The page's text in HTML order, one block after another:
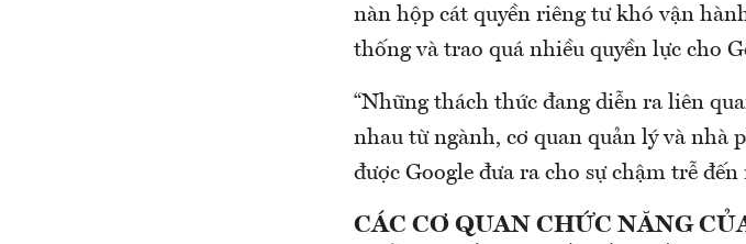
nàn hộp cát quyền riêng tư khó vận
thống và trao quá nhiều quyền lực cho
“Những thách thức đang diễn ra liên
nhau từ ngành, cơ quan quản lý và nhà
được Google đưa ra cho sự chậm trễ đến
CÁC CƠ QUAN CHỨC NĂNG